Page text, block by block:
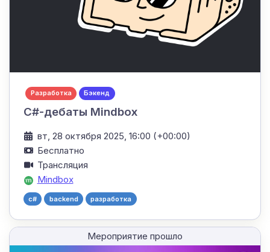
Разработка Бэкенд
C#-дебаты Mindbox
вт, 28 октября 2025, 16:00 (+00:00)
Бесплатно
Трансляция
Mindbox
c# backend разработка
Мероприятие прошло